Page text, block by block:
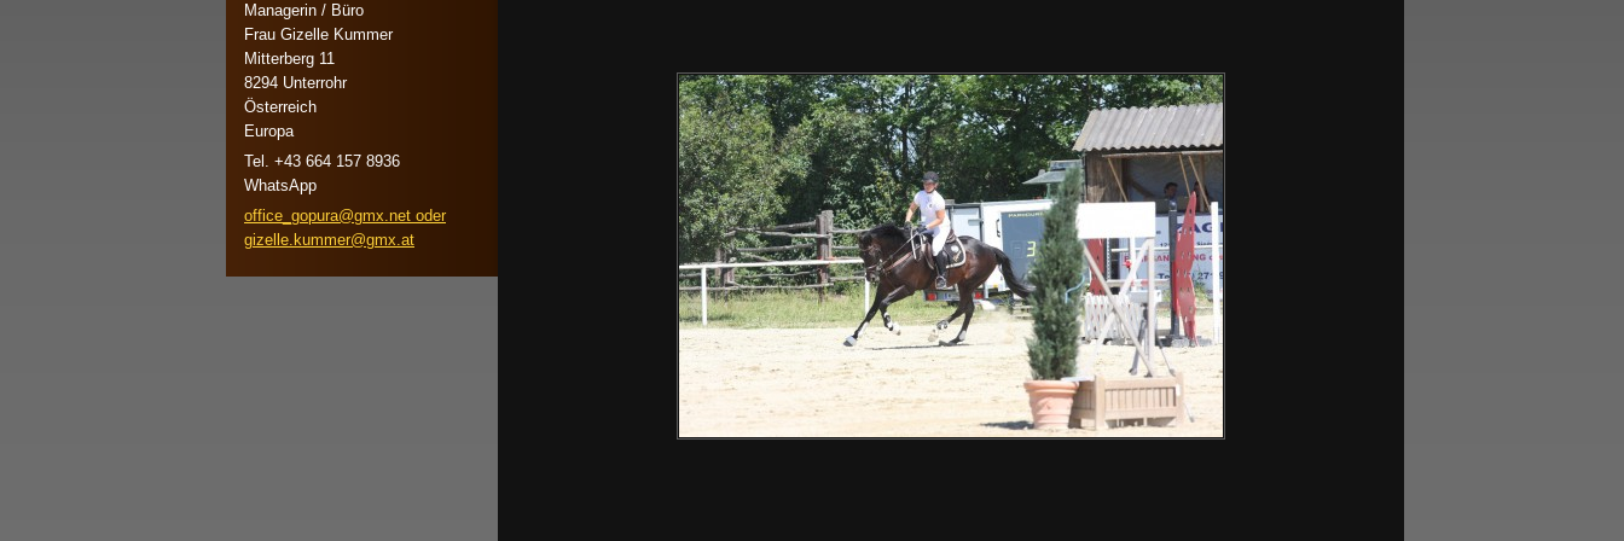
Managerin / Büro
Frau Gizelle Kummer
Mitterberg 11
8294 Unterrohr
Österreich
Europa
Tel. +43 664 157 8936
WhatsApp
office_gopura@gmx.net oder
gizelle.kummer@gmx.at